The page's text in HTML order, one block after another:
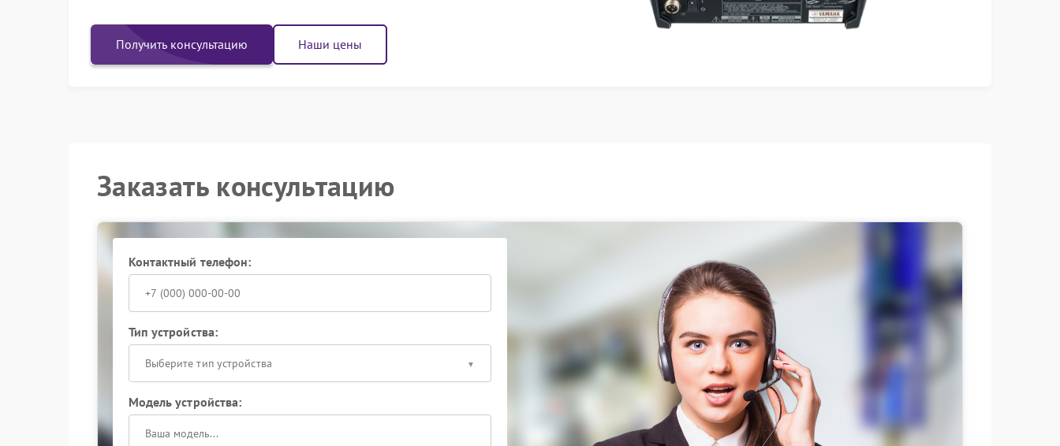
Получить консультацию Наши цены
Заказать консультацию
Контактный телефон:
Тип устройства:
Выберите тип устройства
Модель устройства: